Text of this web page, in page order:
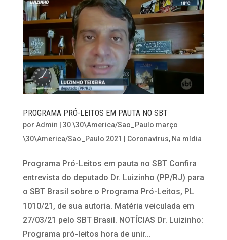
PROGRAMA PRÓ-LEITOS EM PAUTA NO SBT
por Admin
30 \30\America/Sao_Paulo março
\30\America/Sao_Paulo 2021
Coronavírus, Na mídia
Programa Pró-Leitos em pauta no SBT Confira
entrevista do deputado Dr. Luizinho (PP/RJ) para
o SBT Brasil sobre o Programa Pró-Leitos, PL
1010/21, de sua autoria. Matéria veiculada em
27/03/21 pelo SBT Brasil. NOTÍCIAS Dr. Luizinho:
Programa pró-leitos hora de unir...